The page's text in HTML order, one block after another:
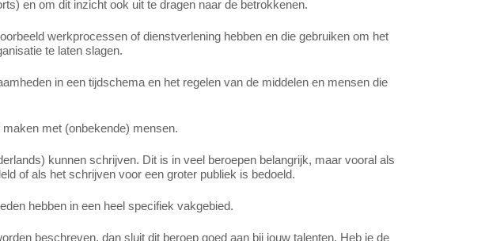
en om dit inzicht ook uit te dragen naar de betrokkenen.
werkprocessen of dienstverlening hebben en die gebruiken om het
te laten slagen.
in een tijdschema en het regelen van de middelen en mensen die
met (onbekende) mensen.
kunnen schrijven. Dit is in veel beroepen belangrijk, maar vooral als
of als het schrijven voor een groter publiek is bedoeld.
hebben in een heel specifiek vakgebied.
beschreven, dan sluit dit beroep goed aan bij jouw talenten. Heb je de